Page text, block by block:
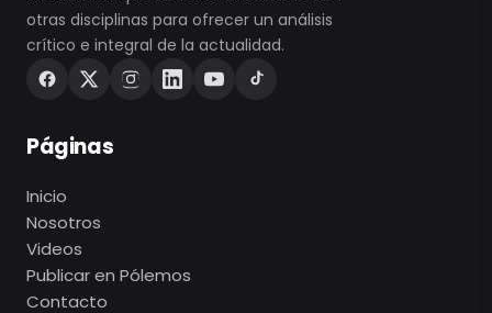
otras disciplinas para ofrecer un análisis
crítico e integral de la actualidad.
Páginas
Inicio
Nosotros
Videos
Publicar en Pólemos
Contacto